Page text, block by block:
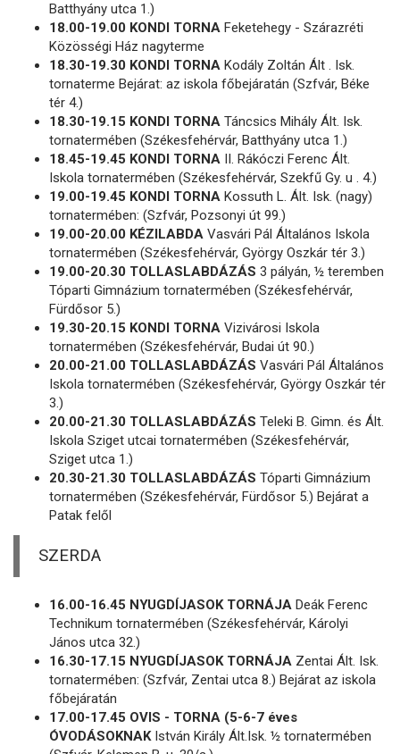
Batthyány utca 1.)
18.00-19.00 KONDI TORNA Feketehegy - Szárazréti
Közösségi Ház nagyterme
18.30-19.30 KONDI TORNA Kodály Zoltán Ált . Isk.
tornaterme Bejárat: az iskola főbejáratán (Szfvár, Béke
tér 4.)
18.30-19.15 KONDI TORNA Táncsics Mihály Ált. Isk.
tornatermében (Székesfehérvár, Batthyány utca 1.)
18.45-19.45 KONDI TORNA II. Rákóczi Ferenc Ált.
Iskola tornatermében (Székesfehérvár, Szekfű Gy. u . 4.)
19.00-19.45 KONDI TORNA Kossuth L. Ált. Isk. (nagy)
tornatermében: (Szfvár, Pozsonyi út 99.)
19.00-20.00 KÉZILABDA Vasvári Pál Általános Iskola
tornatermében (Székesfehérvár, György Oszkár tér 3.)
19.00-20.30 TOLLASLABDÁZÁS 3 pályán, ½ teremben
Tóparti Gimnázium tornatermében (Székesfehérvár,
Fürdősor 5.)
19.30-20.15 KONDI TORNA Vizivárosi Iskola
tornatermében (Székesfehérvár, Budai út 90.)
20.00-21.00 TOLLASLABDÁZÁS Vasvári Pál Általános
Iskola tornatermében (Székesfehérvár, György Oszkár tér
3.)
20.00-21.30 TOLLASLABDÁZÁS Teleki B. Gimn. és Ált.
Iskola Sziget utcai tornatermében (Székesfehérvár,
Sziget utca 1.)
20.30-21.30 TOLLASLABDÁZÁS Tóparti Gimnázium
tornatermében (Székesfehérvár, Fürdősor 5.) Bejárat a
Patak felől
SZERDA
16.00-16.45 NYUGDÍJASOK TORNÁJA Deák Ferenc
Technikum tornatermében (Székesfehérvár, Károlyi
János utca 32.)
16.30-17.15 NYUGDÍJASOK TORNÁJA Zentai Ált. Isk.
tornatermében: (Szfvár, Zentai utca 8.) Bejárat az iskola
főbejáratán
17.00-17.45 OVIS - TORNA (5-6-7 éves
ÓVODÁSOKNAKIstván Király Ált.Isk. ½ tornatermében